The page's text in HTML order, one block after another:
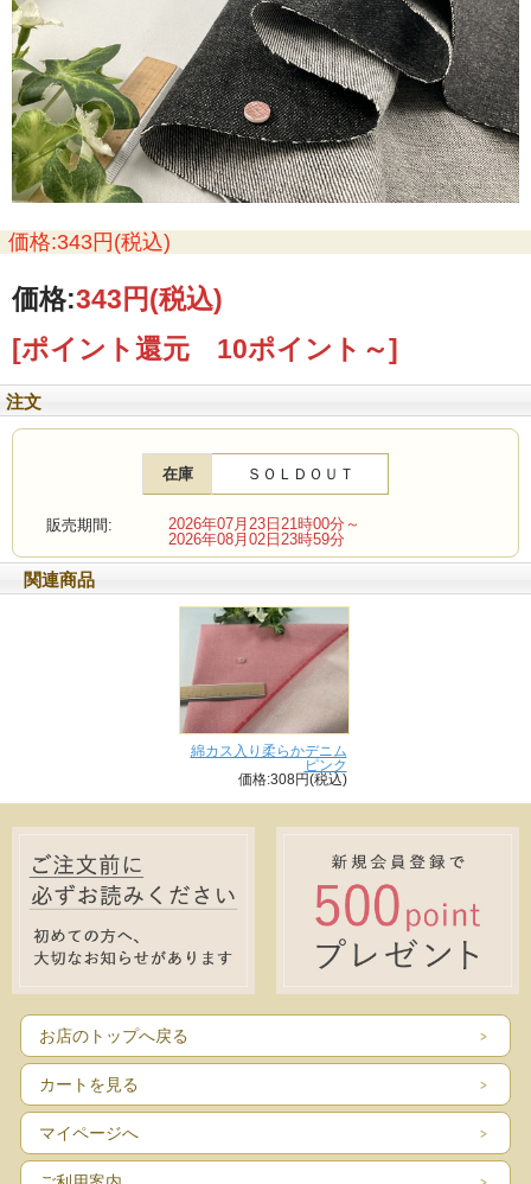
価格:343円(税込)
価格:343円(税込)
[ポイント還元 10ポイント～]
注文
在庫 ＳＯＬＤＯＵＴ
販売期間:
2026年07月23日21時00分～
2026年08月02日23時59分
関連商品
綿カス入り柔らかデニム
ピンク
価格:308円(税込)
お店のトップへ戻る
カートを見る
マイページへ